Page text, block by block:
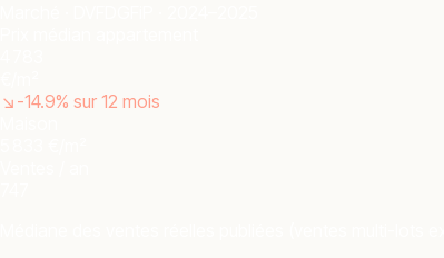
↘ -14.9% sur 12 mois